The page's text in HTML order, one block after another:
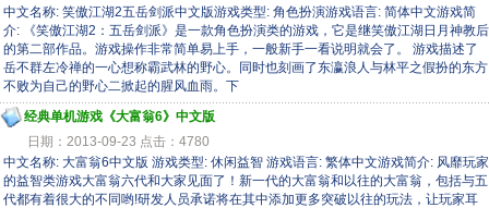
中文名称: 笑傲江湖2五岳剑派中文版游戏类型: 角色扮演游戏语言: 简体中文游戏简
介: 《笑傲江湖2：五岳剑派》是一款角色扮演类的游戏，它是继笑傲江湖日月神教后
的第二部作品。游戏操作非常简单易上手，一般新手一看说明就会了。 游戏描述了
岳不群左冷禅的一心想称霸武林的野心。同时也刻画了东瀛浪人与林平之假扮的东方
不败为自己的野心二掀起的腥风血雨。下
经典单机游戏《大富翁6》中文版
日期：2013-09-23 点击：4780
中文名称: 大富翁6中文版 游戏类型: 休闲益智 游戏语言: 繁体中文游戏简介: 风靡玩家
的益智类游戏大富翁六代和大家见面了！新一代的大富翁和以往的大富翁，包括与五
代都有着很大的不同哟!研发人员承诺将在其中添加更多突破以往的玩法，让玩家耳